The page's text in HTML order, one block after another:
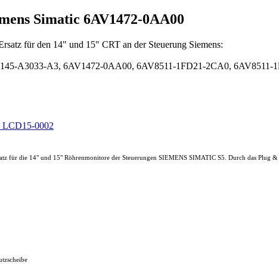
Simatic 6AV1472-0AA00
für den 14" und 15" CRT an der Steuerung Siemens:
A3033-A3, 6AV1472-0AA00, 6AV8511-1FD21-2CA0, 6AV8511-
LCD15-0002
für die 14" und 15" Röhrenmonitore der Steuerungen SIEMENS SIMATIC S5. Durch das Plug